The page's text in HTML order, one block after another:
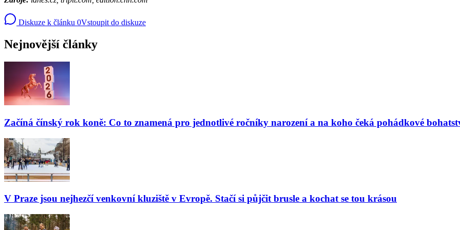
Diskuze k článku 0Vstoupit do diskuze
Nejnovější články
Začíná čínský rok koně: Co to znamená pro jednotlivé ročníky narození a na koho čeká pohádkové
V Praze jsou nejhezčí venkovní kluziště v Evropě. Stačí si půjčit brusle a kochat se tou krásou